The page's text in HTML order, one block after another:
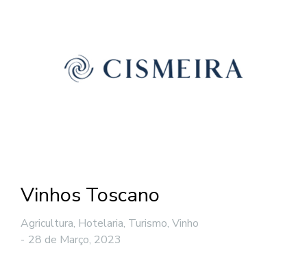
Vinhos Toscano
Agricultura, Hotelaria, Turismo, Vinho
28 de Março, 2023